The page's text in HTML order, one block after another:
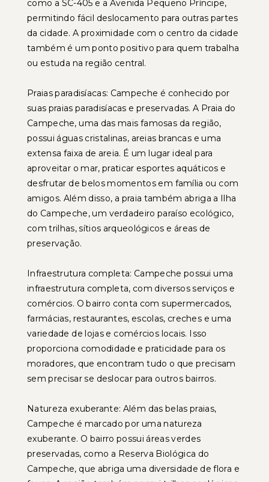
como a SC-405 e a Avenida Pequeno Príncipe,
permitindo fácil deslocamento para outras partes
da cidade. A proximidade com o centro da cidade
também é um ponto positivo para quem trabalha
ou estuda na região central.
Praias paradisíacas: Campeche é conhecido por
suas praias paradisíacas e preservadas. A Praia do
Campeche, uma das mais famosas da região,
possui águas cristalinas, areias brancas e uma
extensa faixa de areia. É um lugar ideal para
aproveitar o mar, praticar esportes aquáticos e
desfrutar de belos momentos em família ou com
amigos. Além disso, a praia também abriga a Ilha
do Campeche, um verdadeiro paraíso ecológico,
com trilhas, sítios arqueológicos e áreas de
preservação.
Infraestrutura completa: Campeche possui uma
infraestrutura completa, com diversos serviços e
comércios. O bairro conta com supermercados,
farmácias, restaurantes, escolas, creches e uma
variedade de lojas e comércios locais. Isso
proporciona comodidade e praticidade para os
moradores, que encontram tudo o que precisam
sem precisar se deslocar para outros bairros.
Natureza exuberante: Além das belas praias,
Campeche é marcado por uma natureza
exuberante. O bairro possui áreas verdes
preservadas, como a Reserva Biológica do
Campeche, que abriga uma diversidade de flora e